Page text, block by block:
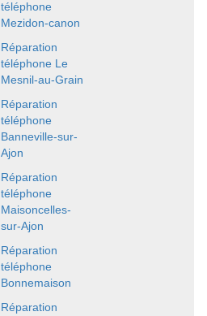
téléphone
Mezidon-canon
Réparation
téléphone Le
Mesnil-au-Grain
Réparation
téléphone
Banneville-sur-
Ajon
Réparation
téléphone
Maisoncelles-
sur-Ajon
Réparation
téléphone
Bonnemaison
Réparation